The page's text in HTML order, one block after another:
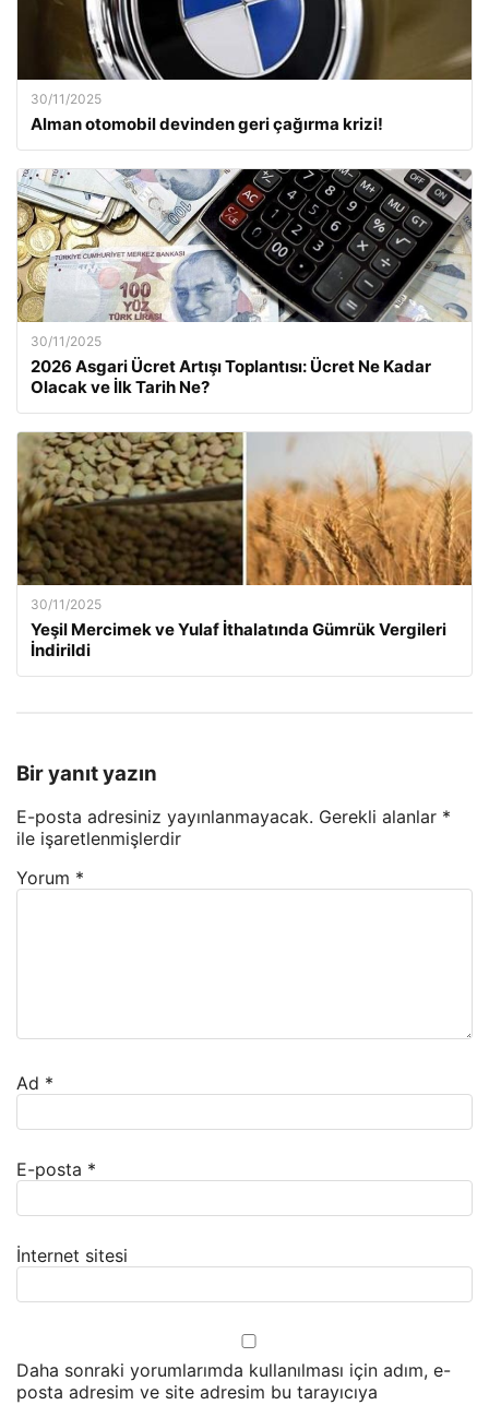
30/11/2025
Alman otomobil devinden geri çağırma krizi!
30/11/2025
2026 Asgari Ücret Artışı Toplantısı: Ücret Ne Kadar
Olacak ve İlk Tarih Ne?
30/11/2025
Yeşil Mercimek ve Yulaf İthalatında Gümrük Vergileri
İndirildi
Bir yanıt yazın
E-posta adresiniz yayınlanmayacak. Gerekli alanlar *
ile işaretlenmişlerdir
Yorum *
Ad *
E-posta *
İnternet sitesi
Daha sonraki yorumlarımda kullanılması için adım, e-
posta adresim ve site adresim bu tarayıcıya